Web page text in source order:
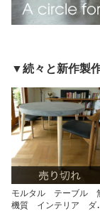
▼続々と新作製
モルタル テーブル
機質 インテリア ダ